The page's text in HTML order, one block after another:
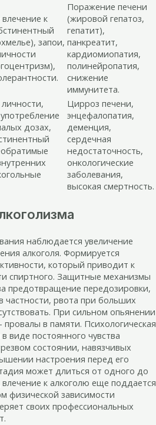
к
запои,
Поражение печени
(жировой гепатоз,
гепатит),
панкреатит,
кардиомиопатия,
полинейропатия,
снижение
иммунитета.
дозах,
Цирроз печени,
энцефалопатия,
деменция,
сердечная
недостаточность,
онкологические
заболевания,
высокая смертность.
наблюдается увеличение
алкоголя. Формируется
который приводит к
спиртного. Защитные механизмы
предотвращение передозировки,
частности, рвота при больших
При сильном опьянении
провалы в памяти. Психологическая
виде постоянного чувства
состоянии, навязчивых
настроения перед его
может длиться от одного до
к алкоголю еще поддается
физической зависимости
своих профессиональных